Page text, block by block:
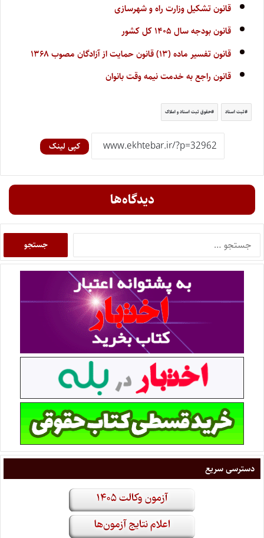
قانون تشکیل وزارت راه و شهرسازی
قانون بودجه سال ۱۴۰۵ کل کشور
قانون تفسیر ماده (۱۳) قانون حمایت از آزادگان مصوب ۱۳۶۸
قانون راجع به خدمت نیمه وقت بانوان
ثبت اسناد حقوق ثبت اسناد و املاک
کپی لینک
دیدگاه‌ها
دسترسی سریع